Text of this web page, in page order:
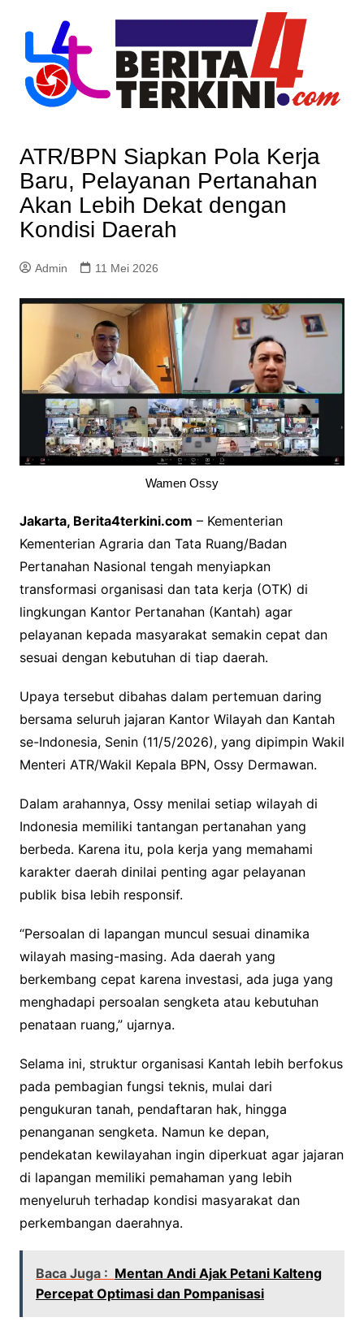
content
ATR/BPN Siapkan Pola Kerja
Baru, Pelayanan Pertanahan
Akan Lebih Dekat dengan
Kondisi Daerah
Admin 11 Mei 2026
Wamen Ossy
Jakarta, Berita4terkini.com – Kementerian
Kementerian Agraria dan Tata Ruang/Badan
Pertanahan Nasional tengah menyiapkan
transformasi organisasi dan tata kerja (OTK) di
lingkungan Kantor Pertanahan (Kantah) agar
pelayanan kepada masyarakat semakin cepat dan
sesuai dengan kebutuhan di tiap daerah.
Upaya tersebut dibahas dalam pertemuan daring
bersama seluruh jajaran Kantor Wilayah dan Kantah
se-Indonesia, Senin (11/5/2026), yang dipimpin Wakil
Menteri ATR/Wakil Kepala BPN, Ossy Dermawan.
Dalam arahannya, Ossy menilai setiap wilayah di
Indonesia memiliki tantangan pertanahan yang
berbeda. Karena itu, pola kerja yang memahami
karakter daerah dinilai penting agar pelayanan
publik bisa lebih responsif.
“Persoalan di lapangan muncul sesuai dinamika
wilayah masing-masing. Ada daerah yang
berkembang cepat karena investasi, ada juga yang
menghadapi persoalan sengketa atau kebutuhan
penataan ruang,” ujarnya.
Selama ini, struktur organisasi Kantah lebih berfokus
pada pembagian fungsi teknis, mulai dari
pengukuran tanah, pendaftaran hak, hingga
penanganan sengketa. Namun ke depan,
pendekatan kewilayahan ingin diperkuat agar jajaran
di lapangan memiliki pemahaman yang lebih
menyeluruh terhadap kondisi masyarakat dan
perkembangan daerahnya.
Baca Juga : Mentan Andi Ajak Petani Kalteng
Percepat Optimasi dan Pompanisasi